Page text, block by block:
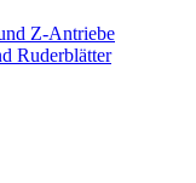
Z-Antriebe
Ruderblätter